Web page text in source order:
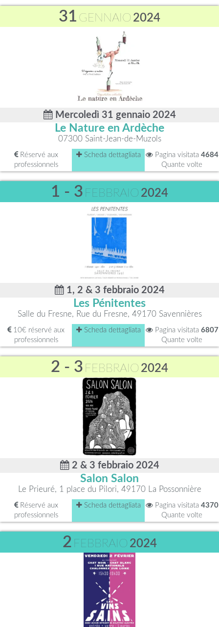
31 GENNAIO 2024
Mercoledì 31 gennaio 2024
Le Nature en Ardèche
07300 Saint-Jean-de-Muzols
Réservé aux
professionnels
Scheda dettagliata Pagina visitata 4684
Quante volte
1 - 3 FEBBRAIO 2024
1, 2 & 3 febbraio 2024
Les Pénitentes
Salle du Fresne, Rue du Fresne, 49170 Savennières
10€ réservé aux
professionnels
Scheda dettagliata Pagina visitata 6807
Quante volte
2 - 3 FEBBRAIO 2024
2 & 3 febbraio 2024
Salon Salon
Le Prieuré, 1 place du Pilori, 49170 La Possonnière
Réservé aux
professionnels
Scheda dettagliata Pagina visitata 4370
Quante volte
2 FEBBRAIO 2024